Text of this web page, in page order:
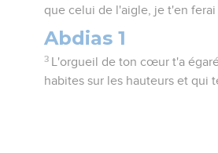
que celui de l'aigle, je t'en ferai
Abdias 1
3
L'orgueil de ton cœur t'a
habites sur les hauteurs et qui